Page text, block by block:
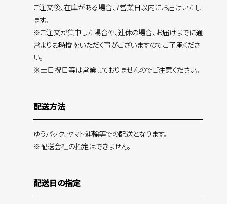
ご注文後、在庫がある場合、7営業日以内にお届けいたし
ます。
※ご注文が集中した場合や、連休の場合、お届けまでに通
常よりお時間をいただく事がございますのでご了承くださ
い。
※土日祝日等は営業しておりませんのでご注意ください。
配送方法
ゆうパック、ヤマト運輸等での配送となります。
※配送会社の指定はできません。
配送日の指定